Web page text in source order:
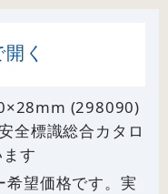
く
(298090)
全標識総合カタロ
す
望価格です。実